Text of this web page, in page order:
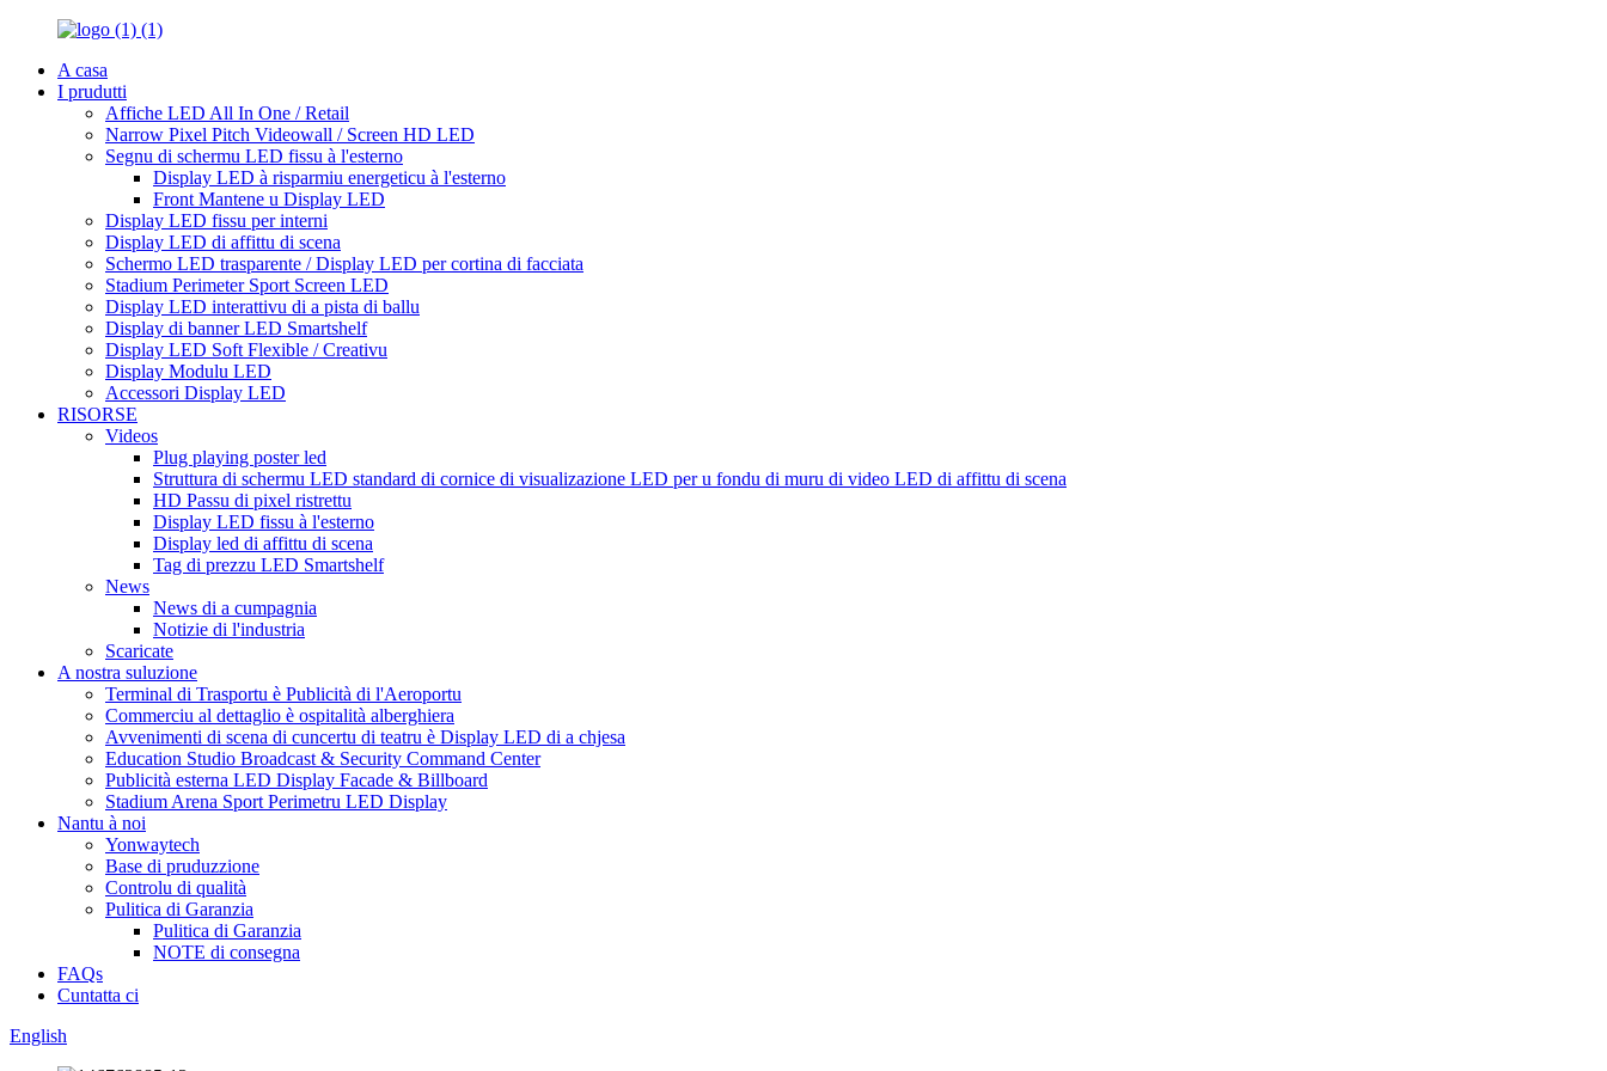
A casa
I prudutti
Affiche LED All In One / Retail
Narrow Pixel Pitch Videowall / Screen HD LED
Segnu di schermu LED fissu à l'esterno
Display LED à risparmiu energeticu à l'esterno
Front Mantene u Display LED
Display LED fissu per interni
Display LED di affittu di scena
Schermo LED trasparente / Display LED per cortina di facciata
Stadium Perimeter Sport Screen LED
Display LED interattivu di a pista di ballu
Display di banner LED Smartshelf
Display LED Soft Flexible / Creativu
Display Modulu LED
Accessori Display LED
RISORSE
Videos
Plug playing poster led
Struttura di schermu LED standard di cornice di visualizazione LED per u fondu di muru di video LED di affittu di scena
HD Passu di pixel ristrettu
Display LED fissu à l'esterno
Display led di affittu di scena
Tag di prezzu LED Smartshelf
News
News di a cumpagnia
Notizie di l'industria
Scaricate
A nostra suluzione
Terminal di Trasportu è Publicità di l'Aeroportu
Commerciu al dettaglio è ospitalità alberghiera
Avvenimenti di scena di cuncertu di teatru è Display LED di a chjesa
Education Studio Broadcast & Security Command Center
Publicità esterna LED Display Facade & Billboard
Stadium Arena Sport Perimetru LED Display
Nantu à noi
Yonwaytech
Base di pruduzzione
Controlu di qualità
Pulitica di Garanzia
Pulitica di Garanzia
NOTE di consegna
FAQs
Cuntatta ci
English